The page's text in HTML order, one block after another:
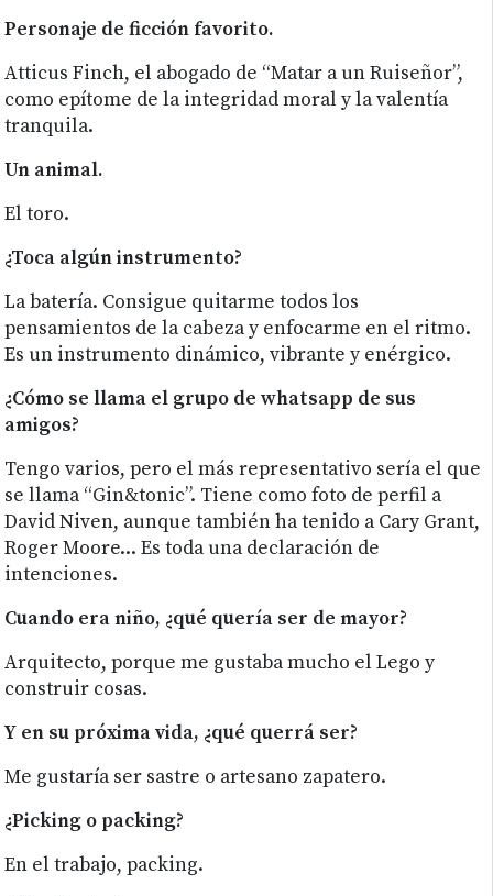
Personaje de ficción favorito.
Atticus Finch, el abogado de “Matar a un Ruiseñor”,
como epítome de la integridad moral y la valentía
tranquila.
Un animal.
El toro.
¿Toca algún instrumento?
La batería. Consigue quitarme todos los
pensamientos de la cabeza y enfocarme en el ritmo.
Es un instrumento dinámico, vibrante y enérgico.
¿Cómo se llama el grupo de whatsapp de sus
amigos?
Tengo varios, pero el más representativo sería el que
se llama “Gin&tonic”. Tiene como foto de perfil a
David Niven, aunque también ha tenido a Cary Grant,
Roger Moore... Es toda una declaración de
intenciones.
Cuando era niño, ¿qué quería ser de mayor?
Arquitecto, porque me gustaba mucho el Lego y
construir cosas.
Y en su próxima vida, ¿qué querrá ser?
Me gustaría ser sastre o artesano zapatero.
¿Picking o packing?
En el trabajo, packing.